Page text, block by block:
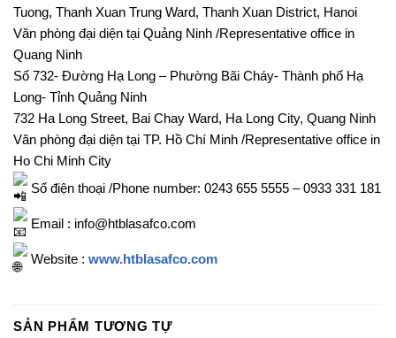
Tuong, Thanh Xuan Trung Ward, Thanh Xuan District, Hanoi
Văn phòng đại diện tại Quảng Ninh /Representative office in
Quang Ninh
Số 732- Đường Hạ Long – Phường Bãi Cháy- Thành phố Hạ
Long- Tỉnh Quảng Ninh
732 Ha Long Street, Bai Chay Ward, Ha Long City, Quang Ninh
Văn phòng đại diện tại TP. Hồ Chí Minh /Representative office in
Ho Chi Minh City
Số điện thoại /Phone number: 0243 655 5555 – 0933 331 181
Email : info@htblasafco.com
Website : www.htblasafco.com
SẢN PHẨM TƯƠNG TỰ